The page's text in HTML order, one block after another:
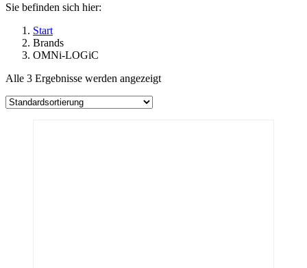
Sie befinden sich hier:
Start
Brands
OMNi-LOGiC
Alle 3 Ergebnisse werden angezeigt